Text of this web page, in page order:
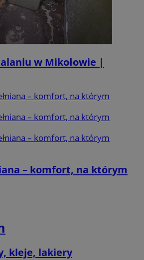
w Mikołowie |
– komfort, na którym
kleje, lakiery